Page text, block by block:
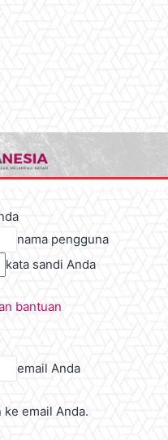
nama pengguna
kata sandi Anda
bantuan
email Anda
email Anda.